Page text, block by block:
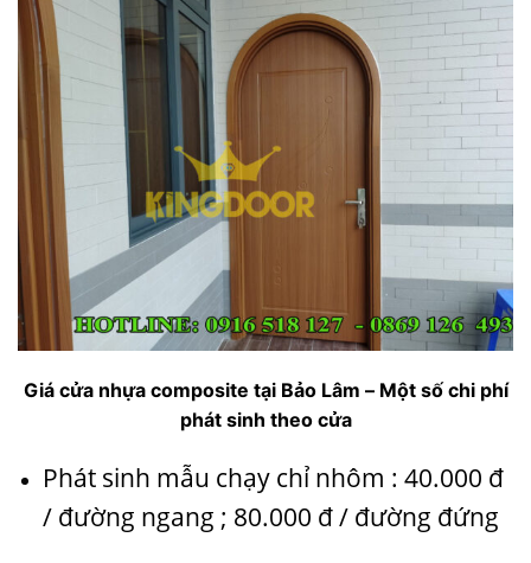
Giá cửa nhựa composite tại Bảo Lâm – Một số chi phí
phát sinh theo cửa
Phát sinh mẫu chạy chỉ nhôm : 40.000 đ
/ đường ngang ; 80.000 đ / đường đứng